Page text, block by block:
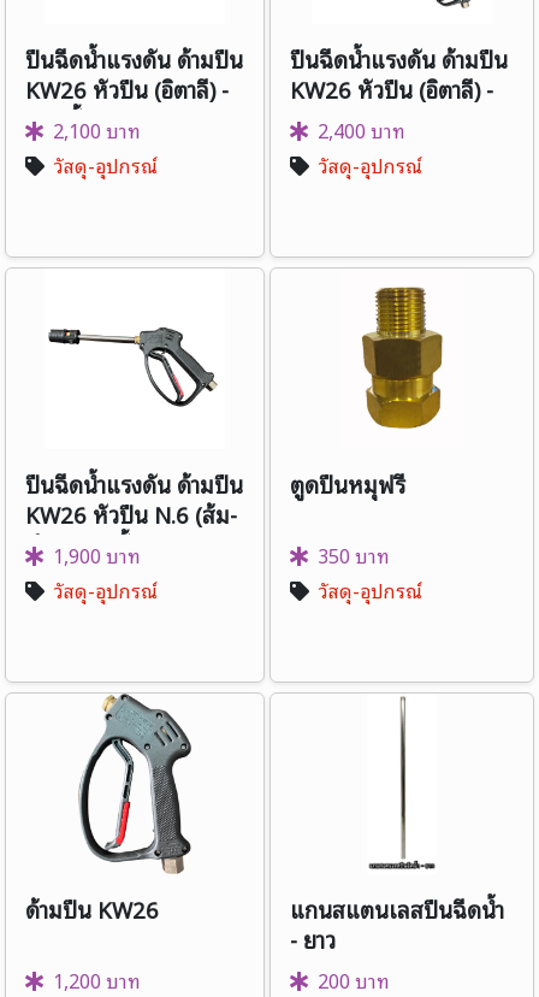
ปืนฉีดน้ำแรงดัน ด้ามปืน
KW26 หัวปืน (อิตาลี) -
แกนสั้น
2,100 บาท
วัสดุ-อุปกรณ์
ปืนฉีดน้ำแรงดัน ด้ามปืน
KW26 หัวปืน (อิตาลี) -
แกนยาว
2,400 บาท
วัสดุ-อุปกรณ์
ปืนฉีดน้ำแรงดัน ด้ามปืน
KW26 หัวปืน N.6 (ส้ม-
ดำ) - แกนสั้น
1,900 บาท
วัสดุ-อุปกรณ์
ตูดปืนหมุฟรี
350 บาท
วัสดุ-อุปกรณ์
ด้ามปืน KW26
1,200 บาท
แกนสแตนเลสปืนฉีดน้ำ
- ยาว
200 บาท